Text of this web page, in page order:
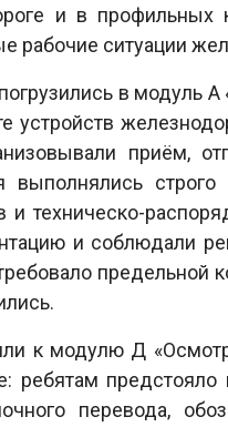
и в профильных
рабочие ситуации
в модуль
устройств
приём,
выполнялись
и техническо-
и соблюдали
предельной
к модулю Д «Осмотр
ребятам
перевода,